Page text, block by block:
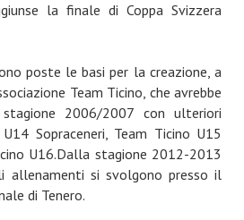
la finale di Coppa Svizzera
poste le basi per la creazione, a
Team Ticino, che avrebbe
2006/2007 con ulteriori
Sopraceneri, Team Ticino U15
U16.Dalla stagione 2012-2013
allenamenti si svolgono presso il
di Tenero.